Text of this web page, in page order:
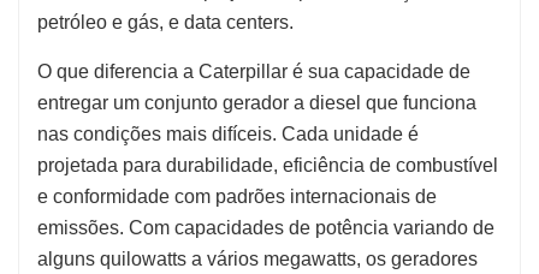
petróleo e gás, e data centers.
O que diferencia a Caterpillar é sua capacidade de
entregar um conjunto gerador a diesel que funciona
nas condições mais difíceis. Cada unidade é
projetada para durabilidade, eficiência de combustível
e conformidade com padrões internacionais de
emissões. Com capacidades de potência variando de
alguns quilowatts a vários megawatts, os geradores